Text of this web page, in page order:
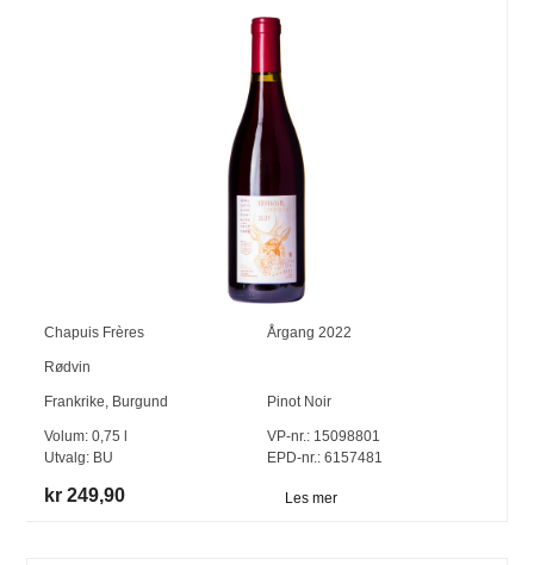
Chapuis Frères Årgang 2022
Rødvin
Frankrike Burgund Pinot Noir
Volum:0,75 l
Utvalg: BU
VP-nr.:15098801
EPD-nr.: 6157481
kr 249,90 Les mer